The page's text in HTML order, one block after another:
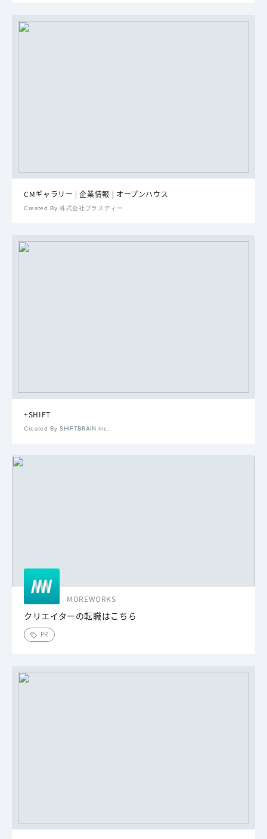
CMギャラリー | 企業情報 | オープンハウス
Created By 株式会社プラスディー
+SHIFT
Created By SHIFTBRAIN Inc.
MOREWORKS
クリエイターの転職はこちら
PR